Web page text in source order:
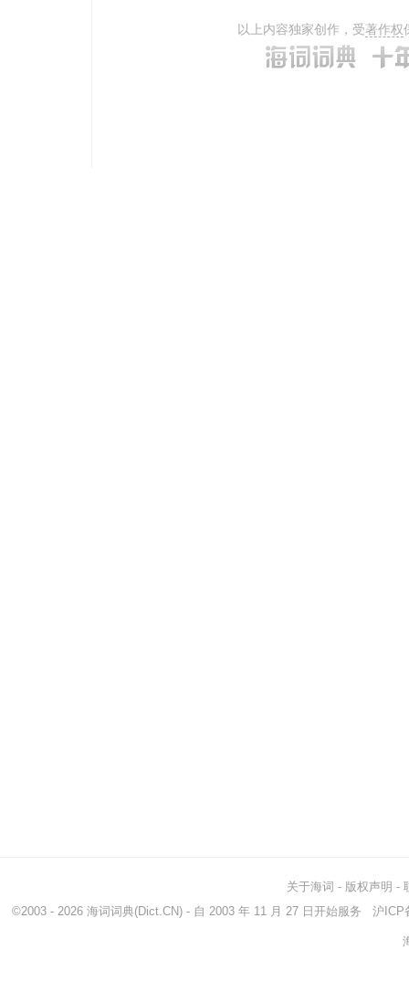
以上内容独家创作，受著作权
关于海词 - 版权声明 -
©2003 - 2026 海词词典(Dict.CN) - 自 2003 年 11 月 27 日开始服务 沪ICP